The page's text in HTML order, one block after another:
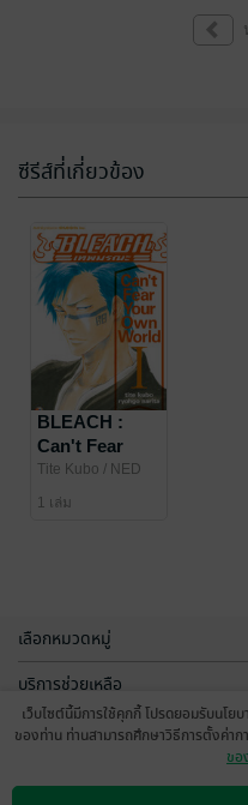
ซีรีส์ที่เกี่ยวข้อง
BLEACH :
Can't Fear
Your Own
World
Tite Kubo / NED
1 เล่ม
เลือกหมวดหมู่
บริการช่วยเหลือ
เกี่ยวกับเรา
เว็บไซต์นี้มีการใช้คุกกี้ โปรดยอมรับนโ
ของท่าน ท่านสามารถศึกษาวิธีการตั้งค่า
ขอ